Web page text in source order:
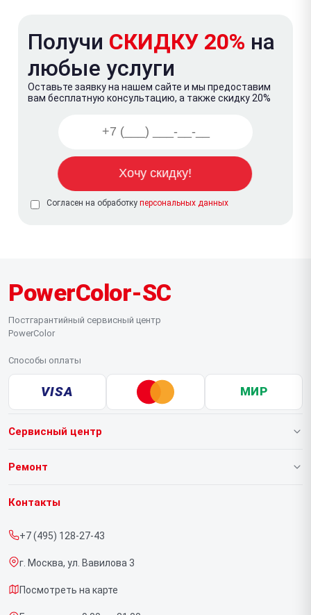
Получи СКИДКУ 20% на
любые услуги
Оставьте заявку на нашем сайте и мы предоставим
вам бесплатную консультацию, а также скидку 20%
Согласен на обработку персональных данных
PowerColor-SC
Постгарантийный сервисный центр
PowerColor
Способы оплаты
VISA МИР
Сервисный центр
О нашем сервисе
Срочный ремонт
Доставка и способы оплаты
Диагностика
Ремонт
Видеокарт
Контакты
+7 (495) 128-27-43
г. Москва, ул. Вавилова 3
Посмотреть на карте